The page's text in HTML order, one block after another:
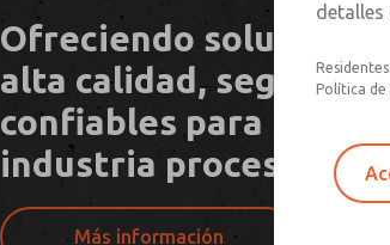
Ofreciendo soluciones
alta calidad, seguras y
confiables para la
industria procesadora
Más información
detalles
Política de